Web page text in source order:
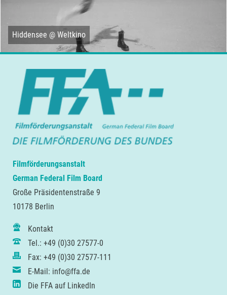
Hiddensee @ Weltkino
Filmförderungsanstalt
German Federal Film Board
Große Präsidentenstraße 9
10178 Berlin
Kontakt
Tel.: +49 (0)30 27577-0
Fax: +49 (0)30 27577-111
E-Mail: info@ffa.de
Die FFA auf LinkedIn